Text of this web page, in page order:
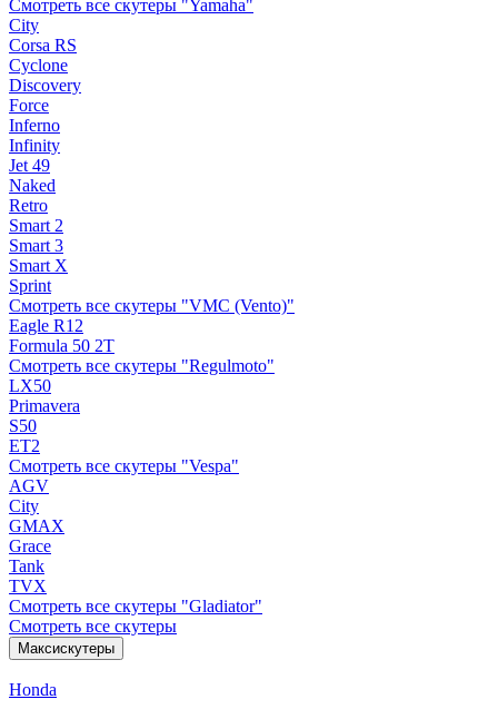
Смотреть все скутеры "Yamaha"
City
Corsa RS
Cyclone
Discovery
Force
Inferno
Infinity
Jet 49
Naked
Retro
Smart 2
Smart 3
Smart X
Sprint
Смотреть все скутеры "VMC (Vento)"
Eagle R12
Formula 50 2Т
Смотреть все скутеры "Regulmoto"
LX50
Primavera
S50
ET2
Смотреть все скутеры "Vespa"
AGV
City
GMAX
Grace
Tank
TVX
Смотреть все скутеры "Gladiator"
Смотреть все скутеры
Максискутеры
Honda